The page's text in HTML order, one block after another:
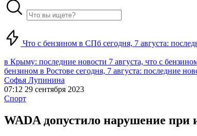
Что с бензином в СПб сегодня, 7 августа:
в Крыму: последние новости 7 августа, что с
бензином в Ростове сегодня, 7 августа: последние
Софья Лупинина
07:12 29 сентября 2023
Спорт
WADA допустило нарушение